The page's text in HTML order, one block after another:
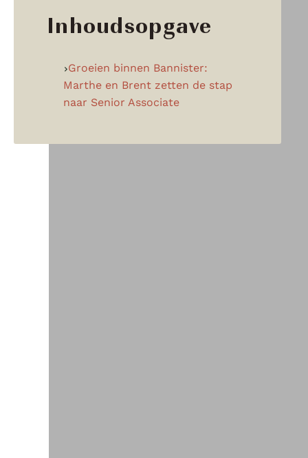
Inhoudsopgave
Groeien binnen Bannister:
Marthe en Brent zetten de stap
naar Senior Associate